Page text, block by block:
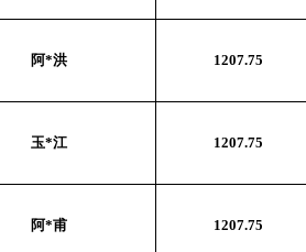
阿*洪 1207.75
玉*江 1207.75
阿*甫 1207.75